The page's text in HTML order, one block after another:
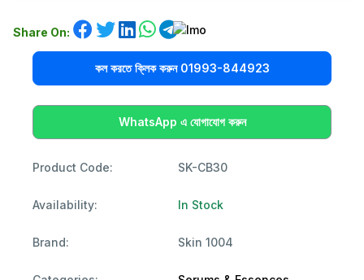
Share On:
কল করতে ক্লিক করুন 01993-844923
WhatsApp এ যোগাযোগ করুন
Product Code: SK-CB30
Availability: In Stock
Brand: Skin 1004